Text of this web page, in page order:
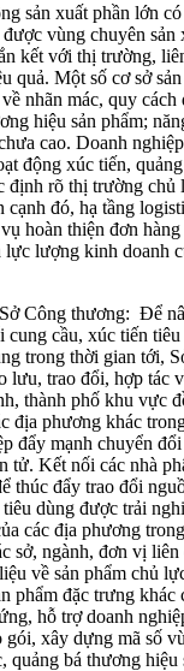
sản xuất phần lớn
vùng chuyên sản
kết với thị trường,
quả. Một số cơ sở
nhãn mác, quy
hiệu sản phẩm;
cao. Doanh
động xúc tiến,
định rõ thị trường chủ
cạnh đó, hạ tầng
hoàn thiện đơn
lực lượng kinh doanh
Công thương: Để
cung cầu, xúc tiến
trong thời gian tới,
lưu, trao đổi, hợp tác
thành phố khu vực
địa phương khác
đẩy mạnh chuyển
tử. Kết nối các nhà
thúc đẩy trao đổi
dùng được trải
các địa phương
sở, ngành, đơn vị liên
về sản phẩm chủ
phẩm đặc trưng khác
hỗ trợ doanh
gói, xây dựng mã số
quảng bá thương hiệu